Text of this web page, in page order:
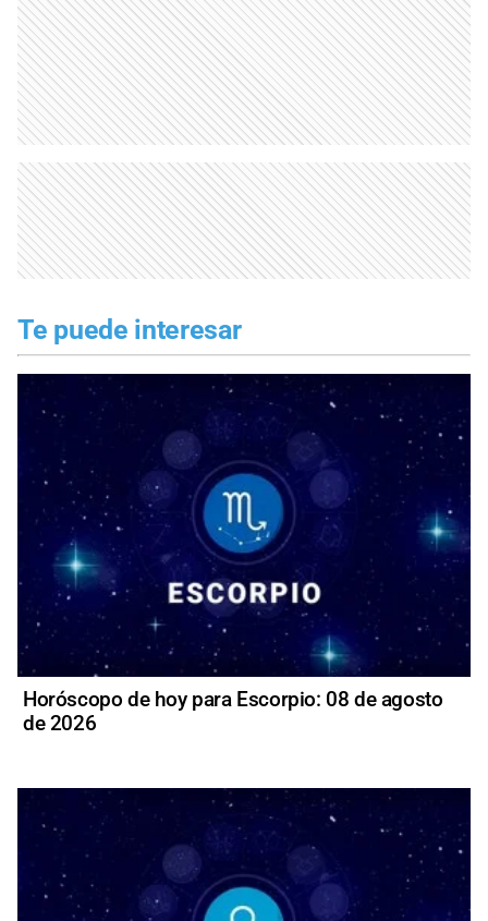
Te puede interesar
Horóscopo de hoy para Escorpio: 08 de agosto
de 2026